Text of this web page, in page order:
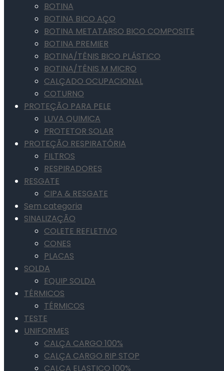
BOTINA
BOTINA BICO AÇO
BOTINA METATARSO BICO COMPOSITE
BOTINA PREMIER
BOTINA/TÊNIS BICO PLÁSTICO
BOTINA/TÊNIS M MICRO
CALÇADO OCUPACIONAL
COTURNO
PROTEÇÃO PARA PELE
LUVA QUIMICA
PROTETOR SOLAR
PROTEÇÃO RESPIRATÓRIA
FILTROS
RESPIRADORES
RESGATE
CIPA & RESGATE
Sem categoria
SINALIZAÇÃO
COLETE REFLETIVO
CONES
PLACAS
SOLDA
EQUIP SOLDA
TÉRMICOS
TÉRMICOS
TESTE
UNIFORMES
CALÇA CARGO 100%
CALÇA CARGO RIP STOP
CALÇA ELASTICO 100%